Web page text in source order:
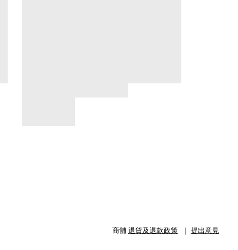
商舖 退貨及退款政策 提出意見